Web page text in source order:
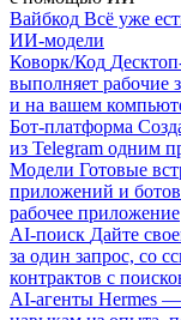
Вайбкод Всё уже
ИИ-модели
Коворк/Код
выполняет рабочие
и на вашем
Бот-платформа
из Telegram одним
Модели Готовые
приложений и
рабочее приложение
AI-поиск Дайте
за один запрос, со
контрактов с
AI-агенты Hermes —